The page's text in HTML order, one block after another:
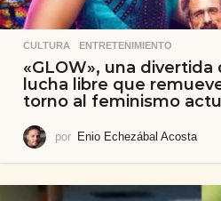
CULTURA ,ENTRETENIMIENTO
«GLOW», una
lucha libre que
torno al feminismo
por Enio Echezábal Acosta